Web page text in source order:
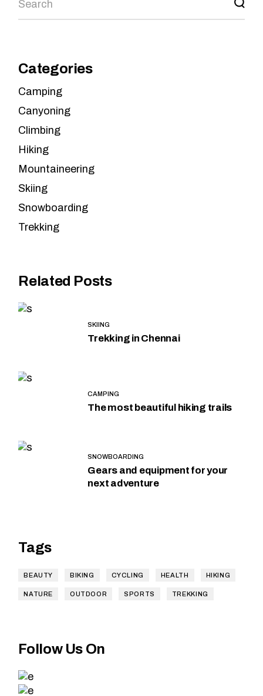
Categories
Camping
Canyoning
Climbing
Hiking
Mountaineering
Skiing
Snowboarding
Trekking
Related Posts
SKIING
Trekking in Chennai
CAMPING
The most beautiful hiking trails
SNOWBOARDING
Gears and equipment for your
next adventure
Tags
BEAUTY BIKING CYCLING HEALTH HIKING
NATURE OUTDOOR SPORTS TREKKING
Follow Us On